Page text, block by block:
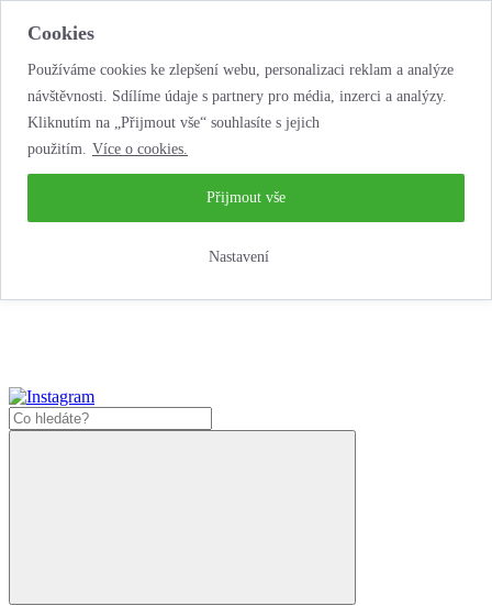
Cookies
Používáme cookies ke zlepšení webu, personalizaci reklam a analýze
návštěvnosti. Sdílíme údaje s partnery pro média, inzerci a analýzy.
Kliknutím na „Přijmout vše“ souhlasíte s jejich
použitím. Více o cookies.
Nastavení
Přijmout vše
...neobyčejná jízda životem!